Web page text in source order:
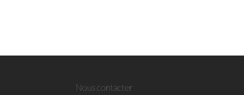
Nous contacter